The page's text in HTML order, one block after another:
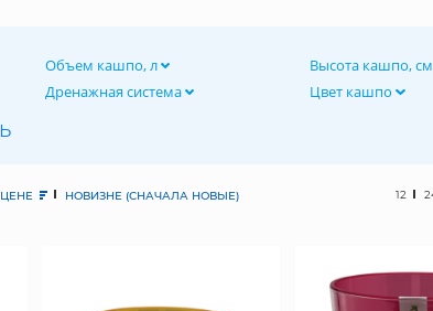
Объем кашпо, л
Высота кашпо,
Дренажная система Цвет кашпо
ЦЕНЕ НОВИЗНЕ (СНАЧАЛА НОВЫЕ) 12